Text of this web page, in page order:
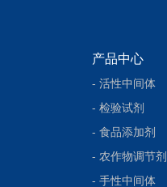
产品中心
- 活性中间体
- 检验试剂
- 食品添加剂
- 农作物调节剂
- 手性中间体